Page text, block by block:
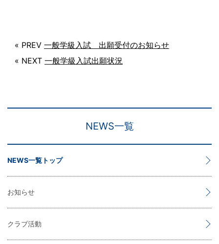
« PREV 一般学級入試 出願受付のお知らせ
« NEXT 一般学級入試出願状況
NEWS一覧
NEWS一覧トップ
お知らせ
クラブ活動